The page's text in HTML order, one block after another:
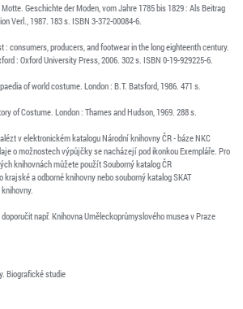
Motte. Geschichte der Moden, vom Jahre 1785 bis 1829 : Als Beitrag
Verl., 1987. 183 s. ISBN 3-372-00084-6.
: consumers, producers, and footwear in the long eighteenth century.
: Oxford University Press, 2006. 302 s. ISBN 0-19-929225-6.
of world costume. London : B.T. Batsford, 1986. 471 s.
of Costume. London : Thames and Hudson, 1969. 288 s.
v elektronickém katalogu Národní knihovny ČR - báze NKC
o možnostech výpůjčky se nacházejí pod ikonkou Exempláře. Pro
knihovnách můžete použít Souborný katalog ČR
krajské a odborné knihovny nebo souborný katalog SKAT
např. Knihovna Uměleckoprůmyslového musea v Praze
Biografické studie